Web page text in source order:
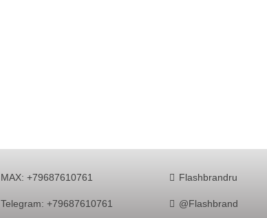
MAX: +79687610761
Telegram: +79687610761
Flashbrandru
@Flashbrand